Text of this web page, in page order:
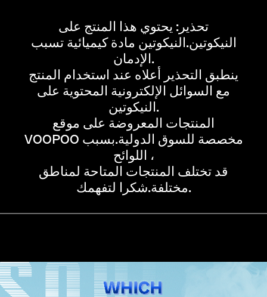
تحذير: يحتوي هذا المنتج على
النيكوتين.النيكوتين مادة كيميائية تسبب
الإدمان.
ينطبق التحذير أعلاه عند استخدام المنتج
مع السوائل الإلكترونية المحتوية على
النيكوتين.
المنتجات المعروضة على موقع
VOOPOO مخصصة للسوق الدولية.بسبب
اللوائح ،
قد تختلف المنتجات المتاحة لمناطق
مختلفة.شكرا لتفهمك.